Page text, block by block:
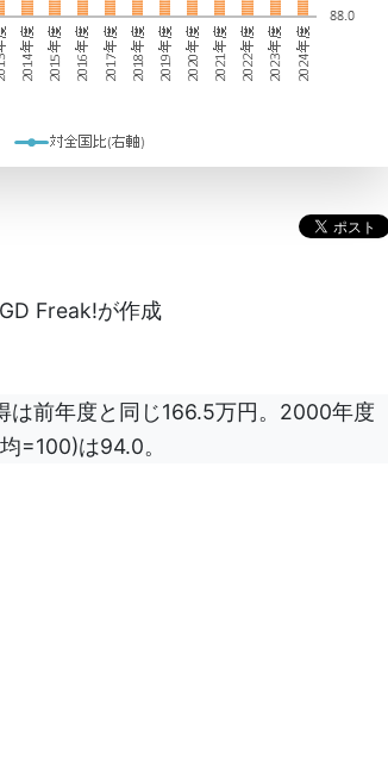
Freak!が作成
は前年度と同じ166.5万円。2000年度
=100)は94.0。